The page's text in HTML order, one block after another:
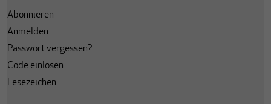
Abonnieren
Anmelden
Passwort vergessen?
Code einlösen
Lesezeichen